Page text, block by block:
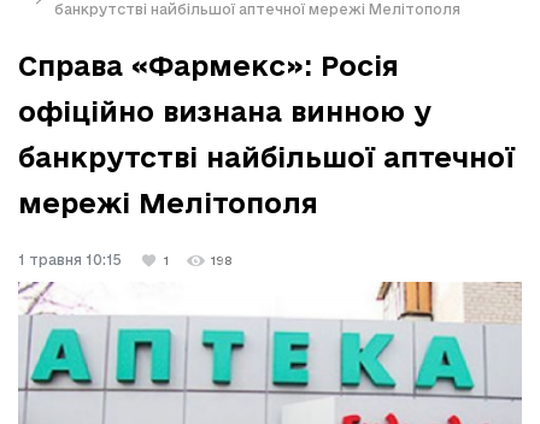
банкрутстві найбільшої аптечної мережі Мелітополя
Справа «Фармекс»: Росія
офіційно визнана винною у
банкрутстві найбільшої аптечної
мережі Мелітополя
1 травня 10:15 1 198